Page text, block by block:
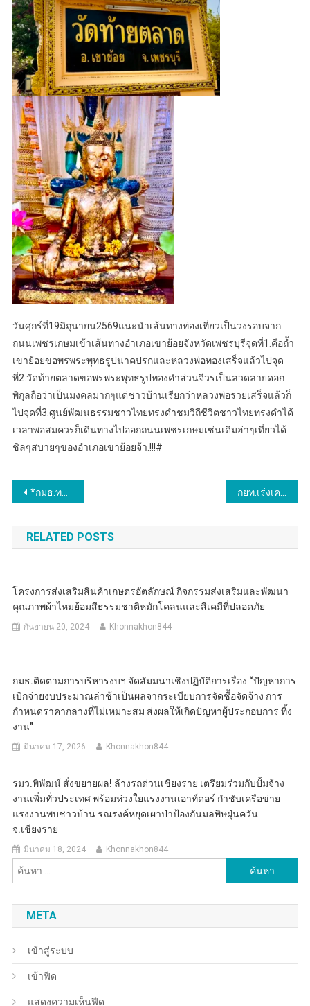
วันศุกร์ที่19มิถุนายน2569แนะนำเส้นทางท่องเที่ยวเป็นวงรอบจาก
ถนนเพชรเกษมเข้าเส้นทางอำเภอเขาย้อยจังหวัดเพชรบุรีจุดที่1.คือถ้ำ
เขาย้อยขอพรพระพุทธรูปนาคปรกและหลวงพ่อทองเสร็จแล้วไปจุด
ที่2.วัดท้ายตลาดขอพรพระพุทธรูปทองคำส่วนจีวรเป็นลวดลายดอก
พิกุลถือว่าเป็นมงคลมากๆแต่ชาวบ้านเรียกว่าหลวงพ่อรวยเสร็จแล้วก็
ไปจุดที่3.ศูนย์พัฒนธรรมชาวไทยทรงดำชมวิถีชีวิตชาวไทยทรงดำได้
เวลาพอสมควรก็เดินทางไปออกถนนเพชรเกษมเช่นเดิมฮ่าๆเที่ยวได้
ชิลๆสบายๆของอำเภอเขาย้อยจ้า.!!!#
แนะแนว
เรื่อง
*กมธ.ทหารฯ วุฒิสภา ลงพื้นที่ติดตามงานและตรวจเยี่ยมหน่วยบัญชาการต่อสู้อากาศยานและรักษาฝั่ง (สอ.รฝ.) อำเภอสัตหีบ จังหวัดชลบุรี ***
RELATED POSTS
โครงการส่งเสริมสินค้าเกษตรอัตลักษณ์ กิจกรรมส่งเสริมและพัฒนา
คุณภาพผ้าไหมย้อมสีธรรมชาติหมักโคลนและสีเคมีที่ปลอดภัย
กันยายน 20, 2024 Khonnakhon844
กมธ.ติดตามการบริหารงบฯ จัดสัมมนาเชิงปฏิบัติการเรื่อง “ปัญหาการ
เบิกจ่ายงบประมาณล่าช้าเป็นผลจากระเบียบการจัดซื้อจัดจ้าง การ
กำหนดราคากลางที่ไม่เหมาะสม ส่งผลให้เกิดปัญหาผู้ประกอบการ ทิ้ง
งาน”
มีนาคม 17, 2026 Khonnakhon844
รมว.พิพัฒน์ สั่งขยายผล! ล้างรถด่วนเชียงราย เตรียมร่วมกับปั้มจ้าง
งานเพิ่มทั่วประเทศ พร้อมห่วงใยแรงงานเอาท์ดอร์ กำชับเครือข่าย
แรงงานพบชาวบ้าน รณรงค์หยุดเผาป่าป้องกันมลพิษฝุ่นควัน
จ.เชียงราย
มีนาคม 18, 2024 Khonnakhon844
สำหรับ:
META
เข้าสู่ระบบ
เข้าฟีด
แสดงความเห็นฟีด